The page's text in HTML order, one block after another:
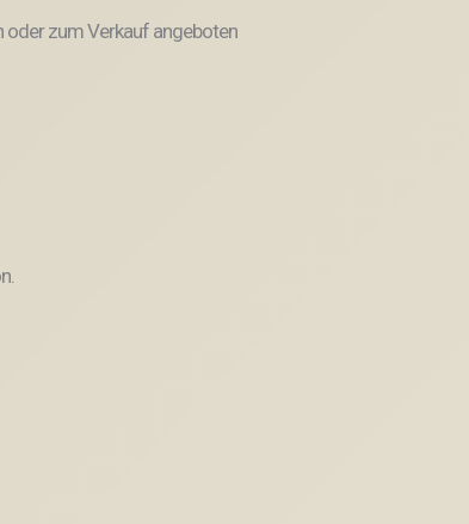
oder zum Verkauf angeboten